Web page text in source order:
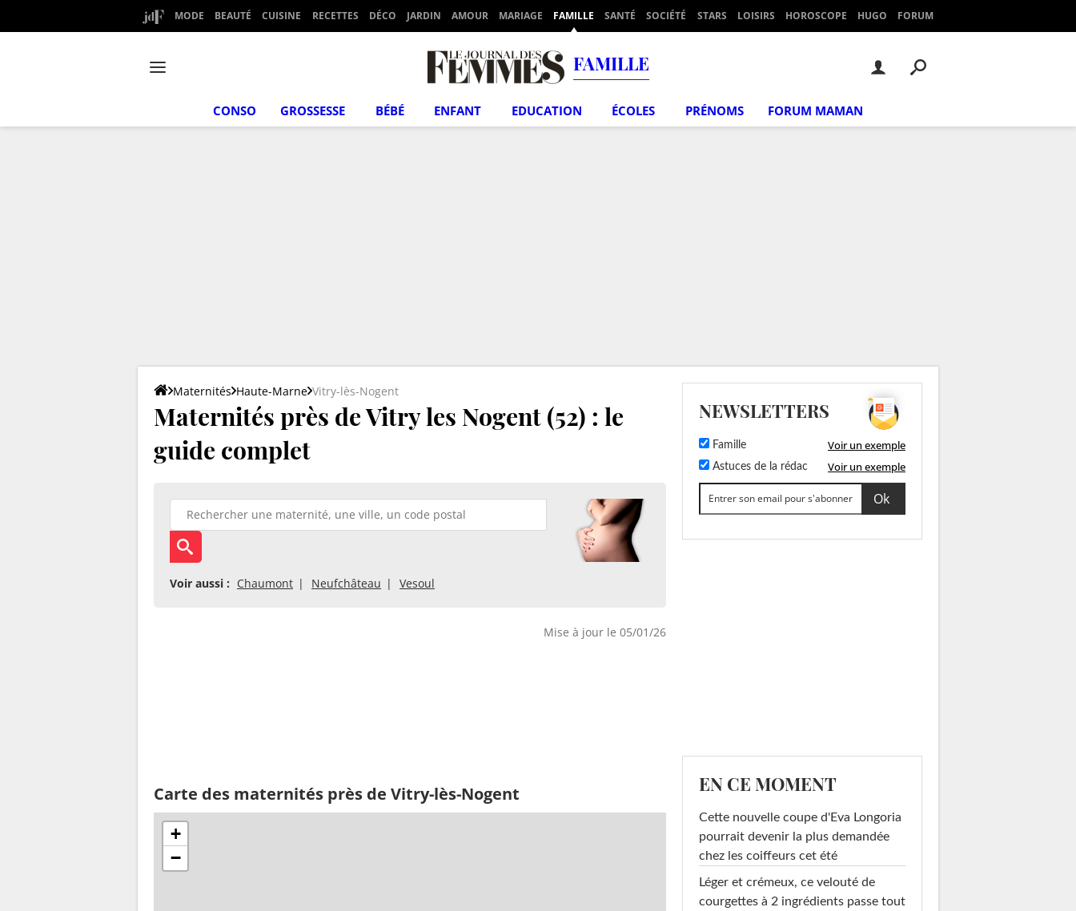
MODE BEAUTÉ CUISINE RECETTES DÉCO JARDIN AMOUR MARIAGE FAMILLE SANTÉ SOCIÉTÉ STARS LOISIRS HOROSCOPE HUGO FORUM
FAMILLE
CONSO GROSSESSE BÉBÉ ENFANT EDUCATION ÉCOLES PRÉNOMS FORUM MAMAN
Maternités Haute-Marne Vitry-lès-Nogent
Maternités près de Vitry les Nogent (52) : le
guide complet
Voir aussi : Chaumont Neufchâteau Vesoul
Mise à jour le 05/01/26
Carte des maternités près de Vitry-lès-Nogent
+
−
NEWSLETTERS
Famille Voir un exemple
Astuces de la rédac Voir un exemple
EN CE MOMENT
Cette nouvelle coupe d'Eva Longoria
pourrait devenir la plus demandée
chez les coiffeurs cet été
Léger et crémeux, ce velouté de
courgettes à 2 ingrédients passe tout